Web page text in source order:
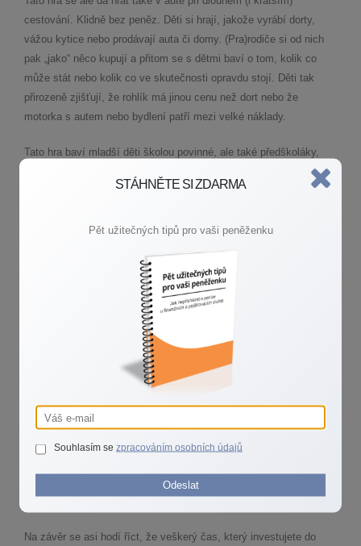
cestování. Klidně bez peněz. Děti si hrají, jakože vyrábí dorty,
vážou kytice nebo prodávají auta či domy. (Pra)rodiče si od nich
pak „jako“ něco kupují a přitom se s dětmi baví o tom, kolik co
může stát nebo kolik co ve skutečnosti opravdu stojí. Děti tak
přirozeně zjišťují, že rohlík má jinou cenu než dort nebo že
motorka s autem nebo bydlení patří mezi velké náklady.
Tato hra baví mladší děti školou povinné, ale také předškoláky,
kteří zatím nemají představu o velkých číslech. I ti ale snadno
pochopí, že rohlík stojí tři koruny a koláč třeba dvě desetikoruny
Je samozřejmě důležité dětem vysvětlit, že se platí i za světlo,
NEBOJTE SE S DĚTMI SE O PENĚZÍCH BAVIT
A samozřejmě jim buďte příkladem. Asi není fajn jim ukazovat, že
máte problém vyjít s penězi a žijete od výplaty k výplatě, ale
bavte se s nimi o tom, že se peníze musejí nějak vydělat, že se
neobjevují v peněžence a na účtu samy a že třeba můžete ušetřit
tím, že si uvaříte doma dobré jídlo a do restaurací chodíte za
odměnu nebo při příležitostech jako jsou oslavy narozenin.
čem touží, ale že si ty peníze musí našetřit a že je škoda je utratit
Na závěr se asi hodí říct, že veškerý čas, který investujete do
STÁHNĚTE SI ZDARMA
Pět užitečných tipů pro vaši peněženku
Souhlasím se zpracováním osobních údajů
Odeslat